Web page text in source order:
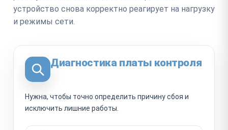
устройство снова корректно реагирует на нагрузку
и режимы сети.
Диагностика платы контроля
Нужна, чтобы точно определить причину сбоя и
исключить лишние работы.